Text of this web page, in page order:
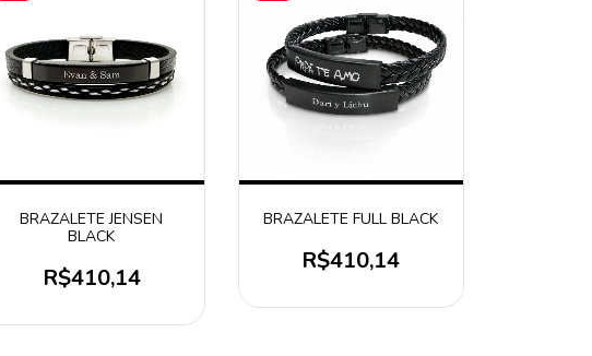
BRAZALETE JENSEN
BLACK
R$410,14
BRAZALETE FULL BLACK
R$410,14